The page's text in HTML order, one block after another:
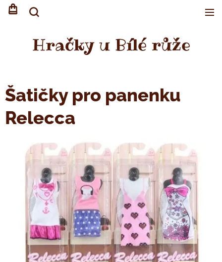
Hračky u Bílé růže
Šatičky pro panenku
Relecca